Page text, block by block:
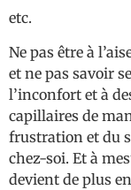
etc.
Ne pas être à
et ne pas savoir
l’inconfort et à
capillaires de
frustration et du
chez-soi. Et à
devient de plus